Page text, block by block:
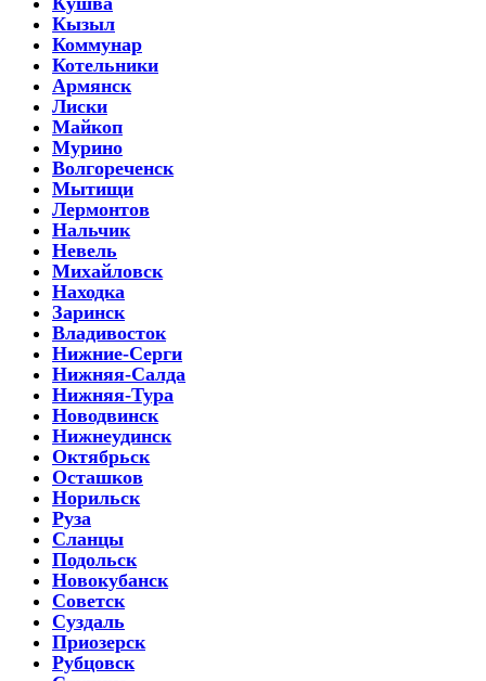
Кызыл
Коммунар
Котельники
Армянск
Лиски
Майкоп
Мурино
Волгореченск
Мытищи
Лермонтов
Нальчик
Невель
Михайловск
Находка
Заринск
Владивосток
Нижние-Серги
Нижняя-Салда
Нижняя-Тура
Новодвинск
Нижнеудинск
Октябрьск
Осташков
Норильск
Руза
Сланцы
Подольск
Новокубанск
Советск
Суздаль
Приозерск
Рубцовск